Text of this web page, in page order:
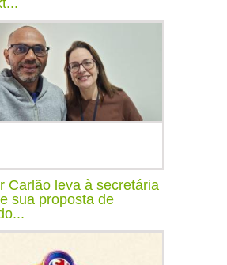
Carlão leva à secretária
sua proposta de